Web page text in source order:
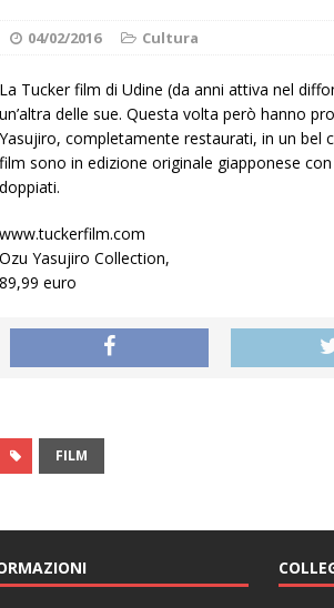
04/02/2016 Cultura
La Tucker film di Udine (da anni attiva nel
un’altra delle sue. Questa volta però hanno
Yasujiro, completamente restaurati, in un bel
film sono in edizione originale giapponese
doppiati.
www.tuckerfilm.com
Ozu Yasujiro Collection,
89,99 euro
FILM